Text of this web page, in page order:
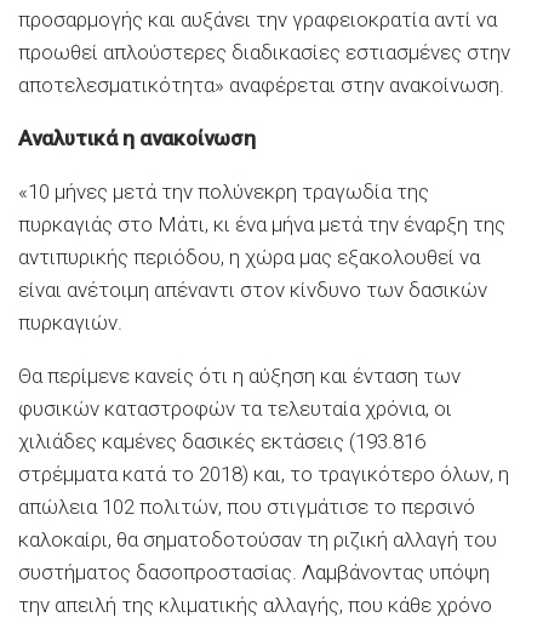
προσαρμογής και αυξάνει την γραφειοκρατία αντί να
προωθεί απλούστερες διαδικασίες εστιασμένες στην
αποτελεσματικότητα» αναφέρεται στην ανακοίνωση.
Αναλυτικά η ανακοίνωση
«10 μήνες μετά την πολύνεκρη τραγωδία της
πυρκαγιάς στο Μάτι, κι ένα μήνα μετά την έναρξη της
αντιπυρικής περιόδου, η χώρα μας εξακολουθεί να
είναι ανέτοιμη απέναντι στον κίνδυνο των δασικών
πυρκαγιών.
Θα περίμενε κανείς ότι η αύξηση και ένταση των
φυσικών καταστροφών τα τελευταία χρόνια, οι
χιλιάδες καμένες δασικές εκτάσεις (193.816
στρέμματα κατά το 2018) και, το τραγικότερο όλων, η
απώλεια 102 πολιτών, που στιγμάτισε το περσινό
καλοκαίρι, θα σηματοδοτούσαν τη ριζική αλλαγή του
συστήματος δασοπροστασίας. Λαμβάνοντας υπόψη
την απειλή της κλιματικής αλλαγής, που κάθε χρόνο